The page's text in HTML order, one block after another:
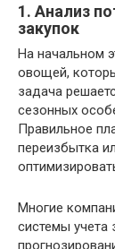
1. Анализ
закупок
На начальном
овощей,
задача
сезонных
Правильное
переизбытка
Многие
системы учета